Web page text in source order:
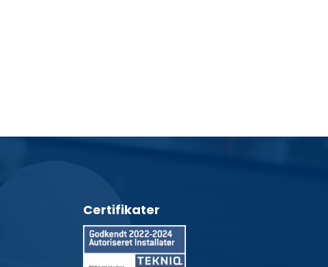
Certifikater